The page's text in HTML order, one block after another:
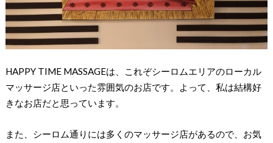
HAPPY TIME MASSAGEは、これぞシーロムエリアのローカル
マッサージ店といった雰囲気のお店です。よって、私は結構好
きなお店だと思っています。
また、シーロム通りには多くのマッサージ店があるので、お気